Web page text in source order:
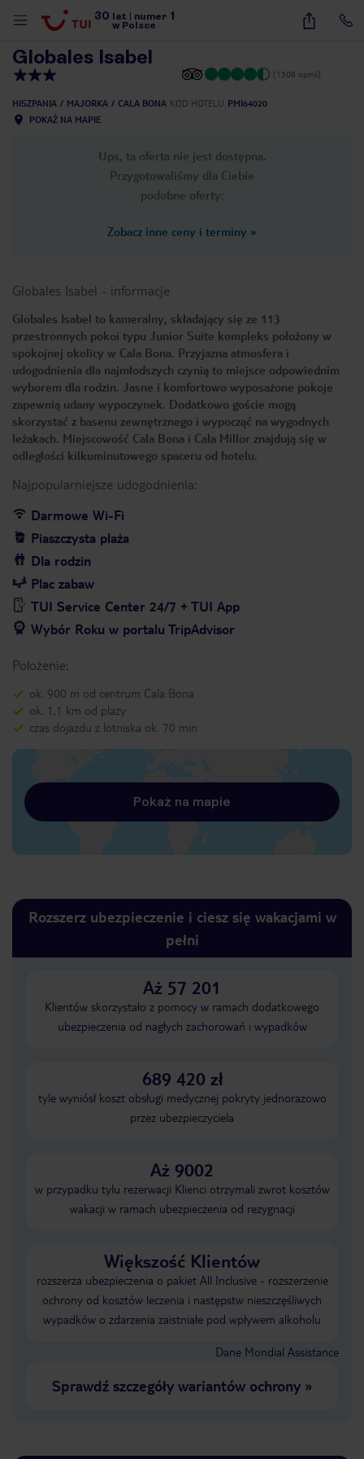
30 lat numer 1
w Polsce
20
Globales Isabel
(1308 opinii)
HISZPANIA MAJORKA CALA BONA KOD HOTELU PMI64020
POKAŻ NA MAPIE
Ups, ta oferta nie jest dostępna.
Przygotowaliśmy dla Ciebie
podobne oferty:
Zobacz inne ceny i terminy »
Globales Isabel - informacje
Globales Isabel to kameralny, składający się ze 113
przestronnych pokoi typu Junior Suite kompleks położony w
spokojnej okolicy w Cala Bona. Przyjazna atmosfera i
udogodnienia dla najmłodszych czynią to miejsce odpowiednim
wyborem dla rodzin. Jasne i komfortowo wyposażone pokoje
zapewnią udany wypoczynek. Dodatkowo goście mogą
skorzystać z basenu zewnętrznego i wypocząć na wygodnych
leżakach. Miejscowość Cala Bona i Cala Millor znajdują się w
odległości kilkuminutowego spaceru od hotelu.
Najpopularniejsze udogodnienia:
Darmowe Wi-Fi
Piaszczysta plaża
Dla rodzin
Plac zabaw
TUI Service Center 24/7 + TUI App
Wybór Roku w portalu TripAdvisor
Położenie:
ok. 900 m od centrum Cala Bona
ok. 1,1 km od plaży
czas dojazdu z lotniska ok. 70 min
Pokaż na mapie
Rozszerz ubezpieczenie i ciesz się wakacjami w
pełni
Aż 57 201
Klientów skorzystało z pomocy w ramach dodatkowego
ubezpieczenia od nagłych zachorowań i wypadków
689 420 zł
tyle wyniósł koszt obsługi medycznej pokryty jednorazowo
przez ubezpieczyciela
Aż 9002
w przypadku tylu rezerwacji Klienci otrzymali zwrot kosztów
wakacji w ramach ubezpieczenia od rezygnacji
Większość Klientów
rozszerza ubezpieczenia o pakiet All Inclusive - rozszerzenie
ochrony od kosztów leczenia i następstw nieszczęśliwych
wypadków o zdarzenia zaistniałe pod wpływem alkoholu
Dane Mondial Assistance
Sprawdź szczegóły wariantów ochrony»